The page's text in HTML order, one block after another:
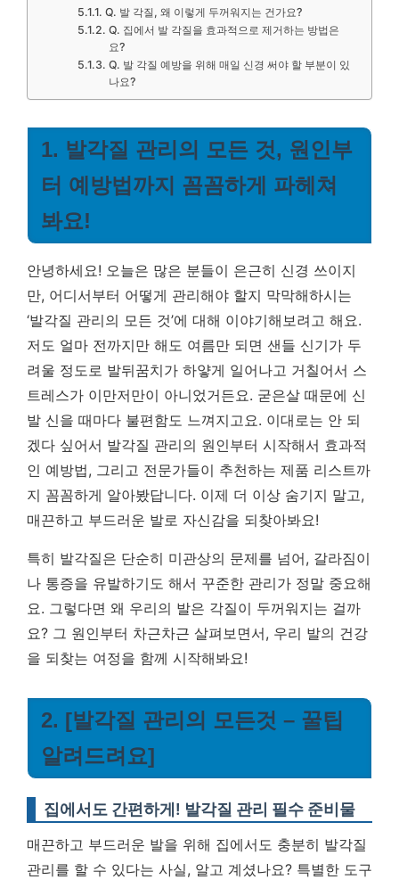
Q. 발 각질, 왜 이렇게 두꺼워지는 건가요?
Q. 집에서 발 각질을 효과적으로 제거하는 방법은
요?
Q. 발 각질 예방을 위해 매일 신경 써야 할 부분이 있
나요?
1. 발각질 관리의 모든 것, 원인부
터 예방법까지 꼼꼼하게 파헤쳐
봐요!
안녕하세요! 오늘은 많은 분들이 은근히 신경 쓰이지
만, 어디서부터 어떻게 관리해야 할지 막막해하시는
‘발각질 관리의 모든 것’에 대해 이야기해보려고 해요.
저도 얼마 전까지만 해도 여름만 되면 샌들 신기가 두
려울 정도로 발뒤꿈치가 하얗게 일어나고 거칠어서 스
트레스가 이만저만이 아니었거든요. 굳은살 때문에 신
발 신을 때마다 불편함도 느껴지고요. 이대로는 안 되
겠다 싶어서 발각질 관리의 원인부터 시작해서 효과적
인 예방법, 그리고 전문가들이 추천하는 제품 리스트까
지 꼼꼼하게 알아봤답니다. 이제 더 이상 숨기지 말고,
매끈하고 부드러운 발로 자신감을 되찾아봐요!
특히 발각질은 단순히 미관상의 문제를 넘어, 갈라짐이
나 통증을 유발하기도 해서 꾸준한 관리가 정말 중요해
요. 그렇다면 왜 우리의 발은 각질이 두꺼워지는 걸까
요? 그 원인부터 차근차근 살펴보면서, 우리 발의 건강
을 되찾는 여정을 함께 시작해봐요!
2. [발각질 관리의 모든것 – 꿀팁
알려드려요]
집에서도 간편하게! 발각질 관리 필수 준비물
매끈하고 부드러운 발을 위해 집에서도 충분히 발각질
관리를 할 수 있다는 사실, 알고 계셨나요? 특별한 도구